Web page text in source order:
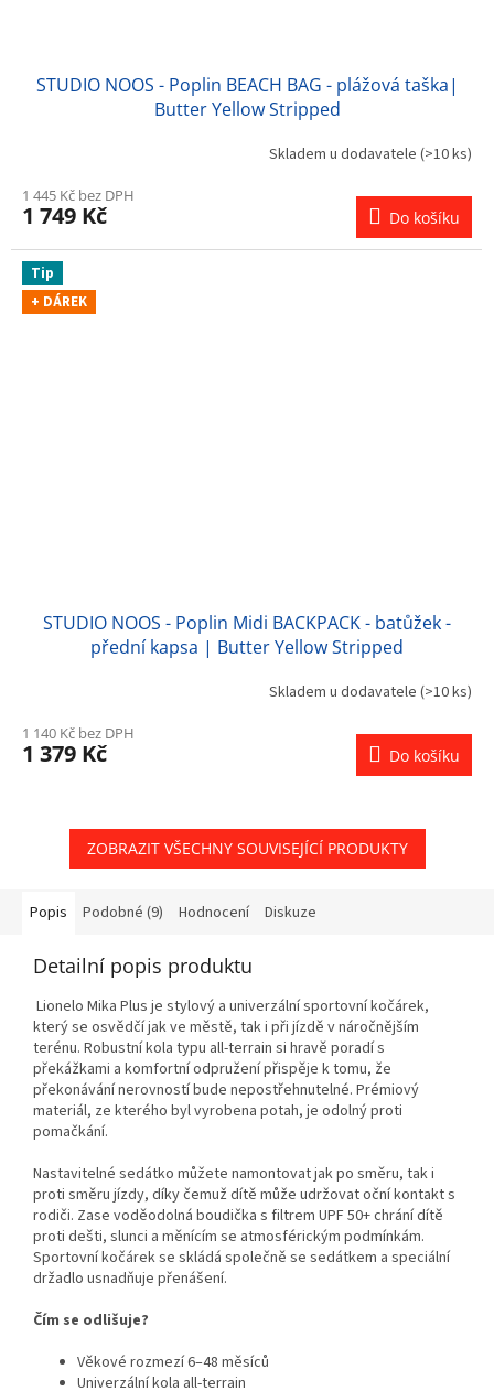
STUDIO NOOS - Poplin BEACH BAG - plážová taška|
Butter Yellow Stripped
Skladem u dodavatele (>10 ks)
1 445 Kč bez DPH
1 749 Kč Do košíku
Tip
+ DÁREK
STUDIO NOOS - Poplin Midi BACKPACK - batůžek -
přední kapsa | Butter Yellow Stripped
Skladem u dodavatele (>10 ks)
1 140 Kč bez DPH
1 379 Kč Do košíku
ZOBRAZIT VŠECHNY SOUVISEJÍCÍ PRODUKTY
Popis Podobné (9) Hodnocení Diskuze
Detailní popis produktu
Lionelo Mika Plus je stylový a univerzální sportovní kočárek,
který se osvědčí jak ve městě, tak i při jízdě v náročnějším
terénu. Robustní kola typu all-terrain si hravě poradí s
překážkami a komfortní odpružení přispěje k tomu, že
překonávání nerovností bude nepostřehnutelné. Prémiový
materiál, ze kterého byl vyrobena potah, je odolný proti
pomačkání.
Nastavitelné sedátko můžete namontovat jak po směru, tak i
proti směru jízdy, díky čemuž dítě může udržovat oční kontakt s
rodiči. Zase voděodolná boudička s filtrem UPF 50+ chrání dítě
proti dešti, slunci a měnícím se atmosférickým podmínkám.
Sportovní kočárek se skládá společně se sedátkem a speciální
držadlo usnadňuje přenášení.
Čím se odlišuje?
Věkové rozmezí 6–48 měsíců
Univerzální kola all-terrain